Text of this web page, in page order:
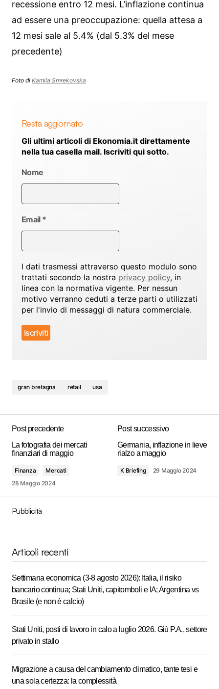
recessione entro 12 mesi. L’inflazione continua
ad essere una preoccupazione: quella attesa a
12 mesi sale al 5.4% (dal 5.3% del mese
precedente)
Foto di Kamila Smrekovska
Resta aggiornato
Gli ultimi articoli di Ekonomia.it direttamente
nella tua casella mail. Iscriviti qui sotto.
Nome
Email *
I dati trasmessi attraverso questo modulo sono
trattati secondo la nostra privacy policy, in
linea con la normativa vigente. Per nessun
motivo verranno ceduti a terze parti o utilizzati
per l'invio di messaggi di natura commerciale.
gran bretagna retail usa
Post precedente
La fotografia dei mercati
finanziari di maggio
Finanza
Mercati
28 Maggio 2024
Post successivo
Germania, inflazione in lieve
rialzo a maggio
K Briefing 29 Maggio 2024
Pubblicità
Articoli recenti
Settimana economica (3-8 agosto 2026): Italia, il risiko
bancario continua; Stati Uniti, capitomboli e IA; Argentina vs
Brasile (e non è calcio)
Stati Uniti, posti di lavoro in calo a luglio 2026. Giù P.A., settore
privato in stallo
Migrazione a causa del cambiamento climatico, tante tesi e
una sola certezza: la complessità